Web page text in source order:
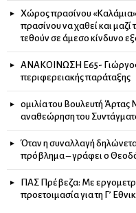
Χώρος πρασίνου
πρασίνου να χαθεί και μαζί
τεθούν σε άμεσο κίνδυνο
ΑΝΑΚΟΙΝΩΣΗ Ε65-
περιφερειακής παράταξης
ομιλία του Βουλευτή Άρτας
αναθεώρηση του
Όταν η συναλλαγή
πρόβλημα – γράφει ο
ΠΑΣ Πρέβεζα: Με
προετοιμασία για τη Γ’